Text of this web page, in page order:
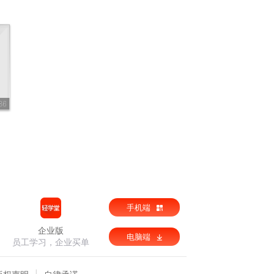
企业版
员工学习，企业买单
手机端
电脑端